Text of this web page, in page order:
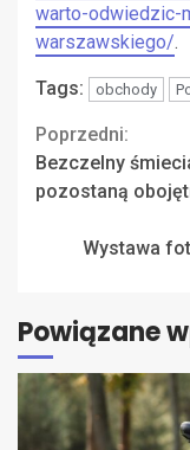
warto-odwiedzic-
warszawskiego/.
Tags: obchody
Continue
Reading
Poprzedni:
Bezczelny
pozostaną
Wystawa
Powiązane